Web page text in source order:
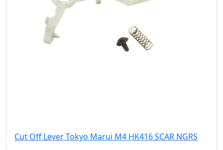
Cut Off Lever Tokyo Marui M4 HK416 SCAR NGRS